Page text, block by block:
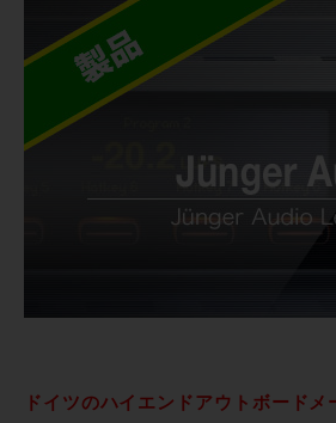
ドイツのハイエンドアウトボード